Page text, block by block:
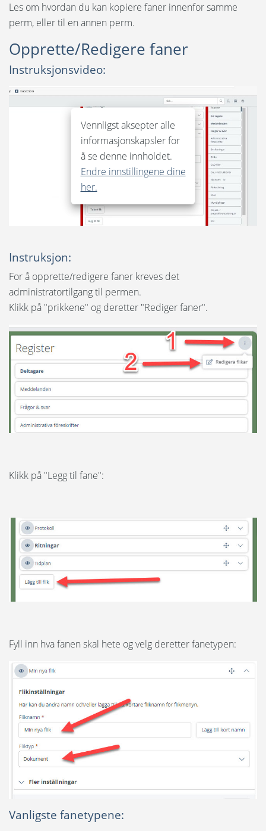
Suomi
United States
Hantering av dokumenter
Visningsmoduser og visning
Sjekklister
Forespørsel - For tilbydere
Organisasjonsmappe
Les om hvordan du kan kopiere faner innenfor samme
perm, eller til en annen perm.
Opprette/Redigere faner
Instruksjonsvideo:
Vennligst aksepter alle
informasjonskapsler for
å se denne innholdet.
Endre innstillingene dine
her.
Instruksjon:
For å opprette/redigere faner kreves det
administratortilgang til permen.
Klikk på "prikkene" og deretter "Rediger faner".
Klikk på "Legg til fane":
Fyll inn hva fanen skal hete og velg deretter fanetypen:
Vanligste fanetypene: